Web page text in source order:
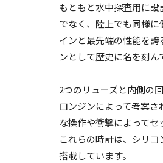
もともと水中探査用に
でなく、陸上でも同様
インと最先端の性能を
ンとして歴史に名を刻ん
2つのリューズと内側の
ロンジンによって考案
な操作や衝撃によって
これらの時計は、シリ
搭載しています。